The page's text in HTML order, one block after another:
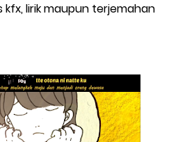
kfx, lirik maupun terjemahan